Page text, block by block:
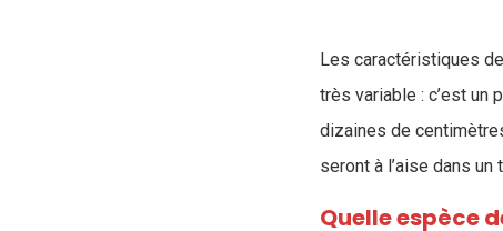
Les caractéristiques
très variable : c’est un
dizaines de
seront à l’aise dans un
Quelle espèce